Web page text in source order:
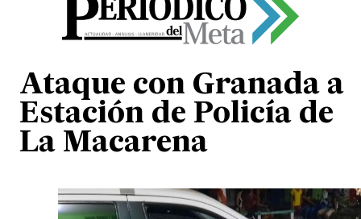
Ataque con Granada a
Estación de Policía de
La Macarena